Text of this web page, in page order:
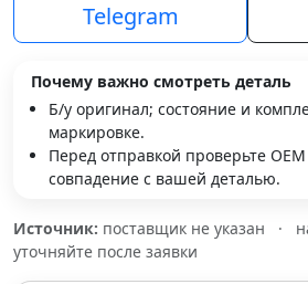
Telegram
Почему важно смотреть деталь
Б/у оригинал; состояние и
маркировке.
Перед отправкой проверьте
совпадение с вашей деталью.
Источник: поставщик не указан ·
уточняйте после заявки